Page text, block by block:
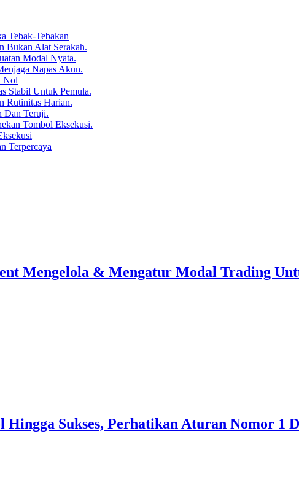
Tebak-Tebakan
Bukan Alat Serakah.
Modal Nyata.
Napas Akun.
Nol
Stabil Untuk Pemula.
Rutinitas Harian.
Dan Teruji.
Tombol Eksekusi.
Terpercaya
Mengelola & Mengatur Modal Trading
Sukses, Perhatikan Aturan Nomor 1